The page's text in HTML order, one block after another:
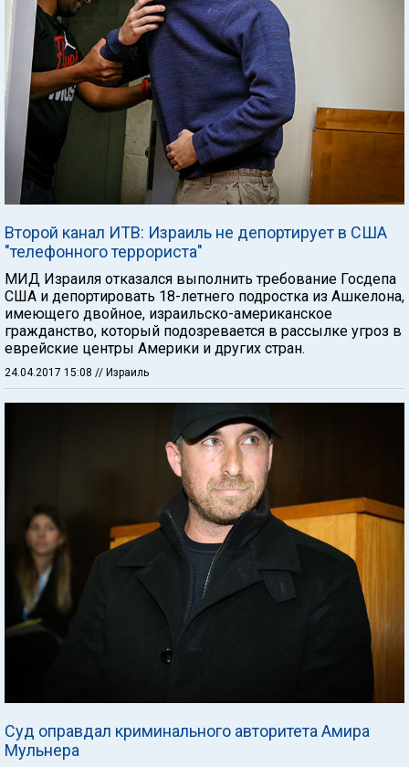
Второй канал ИТВ: Израиль не депортирует в США
"телефонного террориста"
МИД Израиля отказался выполнить требование Госдепа
США и депортировать 18-летнего подростка из Ашкелона,
имеющего двойное, израильско-американское
гражданство, который подозревается в рассылке угроз в
еврейские центры Америки и других стран.
24.04.2017 15:08 // Израиль
Суд оправдал криминального авторитета Амира
Мульнера